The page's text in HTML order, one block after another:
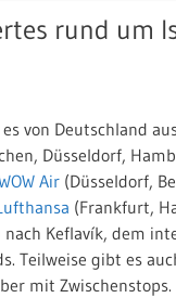
rund um
von Deutschland
Düsseldorf,
Air (Düsseldorf,
(Frankfurt,
nach Keflavík, dem
Teilweise gibt es
mit